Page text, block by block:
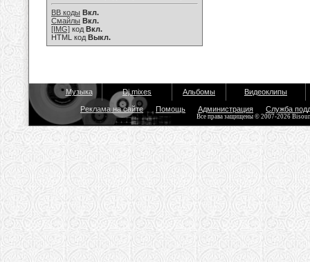
BB коды Вкл.
Смайлы Вкл.
[IMG] код Вкл.
HTML код Выкл.
Музыка Dj mixes Альбомы Видеоклипы
Реклама на сайте Помощь Администрация Служба
Все права защищены © 2007-2026